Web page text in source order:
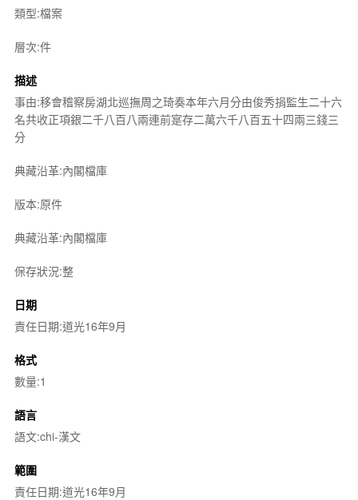
類型:檔案
層次:件
描述
事由:移會稽察房湖北巡撫周之琦奏本年六月分由俊秀捐監生二十六
名共收正項銀二千八百八兩連前寔存二萬六千八百五十四兩三錢三
分
典藏沿革:內閣檔庫
版本:原件
典藏沿革:內閣檔庫
保存狀況:整
日期
責任日期:道光16年9月
格式
數量:1
語言
語文:chi-漢文
範圍
責任日期:道光16年9月